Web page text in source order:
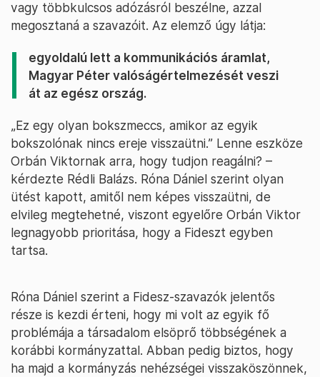
vagy többkulcsos adózásról beszélne, azzal
megosztaná a szavazóit. Az elemző úgy látja:
egyoldalú lett a kommunikációs áramlat,
Magyar Péter valóságértelmezését veszi
át az egész ország.
„Ez egy olyan bokszmeccs, amikor az egyik
bokszolónak nincs ereje visszaütni.” Lenne eszköze
Orbán Viktornak arra, hogy tudjon reagálni? –
kérdezte Rédli Balázs. Róna Dániel szerint olyan
ütést kapott, amitől nem képes visszaütni, de
elvileg megtehetné, viszont egyelőre Orbán Viktor
legnagyobb prioritása, hogy a Fideszt egyben
tartsa.
Róna Dániel szerint a Fidesz-szavazók jelentős
része is kezdi érteni, hogy mi volt az egyik fő
problémája a társadalom elsöprő többségének a
korábbi kormányzattal. Abban pedig biztos, hogy
ha majd a kormányzás nehézségei visszaköszönnek,